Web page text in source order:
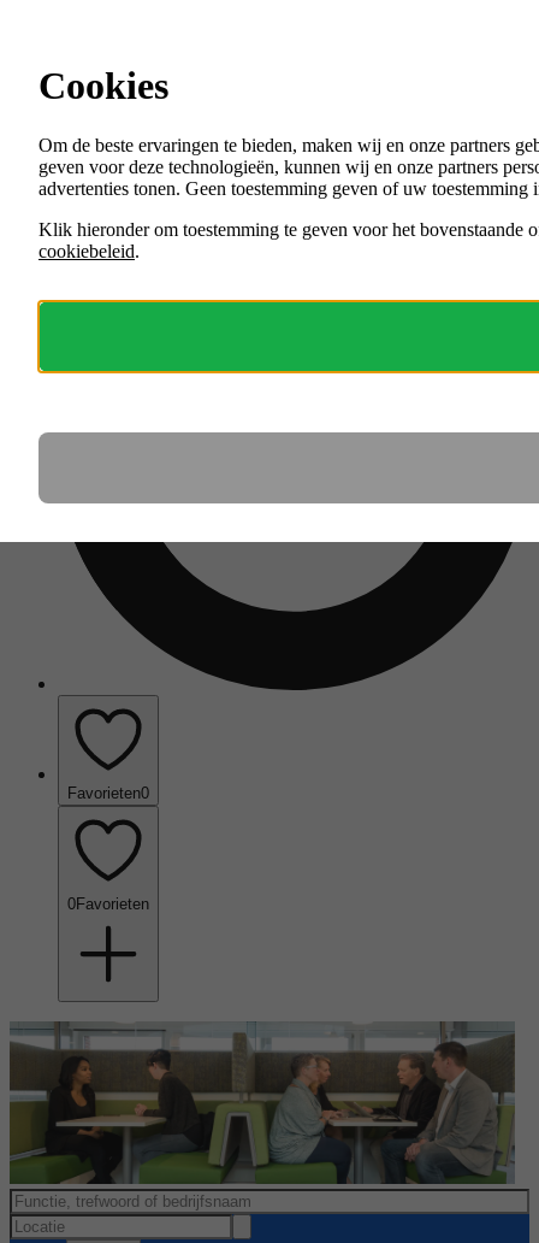
Menu
VACATURES
ORGANISATIES
Favorieten0
0Favorieten
Cookies
Om de beste ervaringen te bieden, maken wij en onze partners
geven voor deze technologieën, kunnen wij en onze partners
advertenties tonen. Geen toestemming geven of uw
Klik hieronder om toestemming te geven voor het bovenstaande
cookiebeleid.